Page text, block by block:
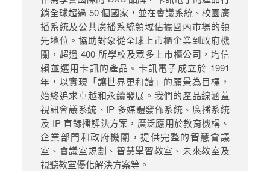
銷全球超過 50 個國家，並在會議系統、校園廣
播系統及公共廣播系統領域佔據國內市場的領
先地位。協助對象從全球上市櫃企業到政府機
關，超過 400 所學校及眾多上市櫃公司，均信
賴並選用卡訊的產品。卡訊電子成立於 1991
年，以實現「讓世界更和諧」的願景為目標，
始終追求卓越和永續發展。我們的產品線涵蓋
視訊會議系統、IP 多媒體發佈系統、廣播系統
及 IP 直錄播解決方案，廣泛應用於教育機構、
企業部門和政府機關，提供完整的智慧會議
室、會議室規劃、智慧學習教室、未來教室及
視聽教室優化解決方案等。